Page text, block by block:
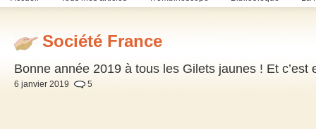
Société France
Bonne année 2019 à tous les Gilets jaunes ! Et
6 janvier 2019 5